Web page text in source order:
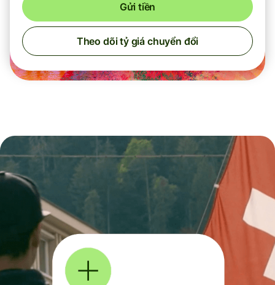
Gửi tiền
Theo dõi tỷ giá chuyển đổi